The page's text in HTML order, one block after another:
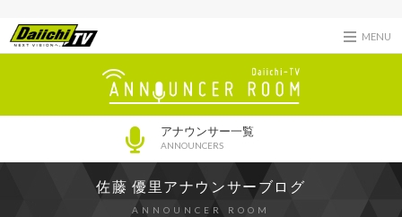
MENU
アナウンサー一覧
ANNOUNCERS
佐藤 優里アナウンサーブログ
ANNOUNCER ROOM